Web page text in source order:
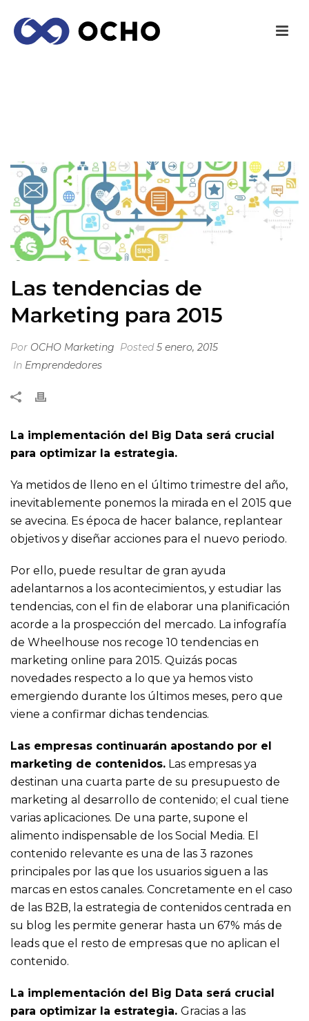
Las tendencias de
Marketing para 2015
Por OCHO Marketing Posted5 enero, 2015
In Emprendedores
La implementación del Big Data será crucial
para optimizar la estrategia.
Ya metidos de lleno en el último trimestre del año,
inevitablemente ponemos la mirada en el 2015 que
se avecina. Es época de hacer balance, replantear
objetivos y diseñar acciones para el nuevo periodo.
Por ello, puede resultar de gran ayuda
adelantarnos a los acontecimientos, y estudiar las
tendencias, con el fin de elaborar una planificación
acorde a la prospección del mercado. La infografía
de Wheelhouse nos recoge 10 tendencias en
marketing online para 2015. Quizás pocas
novedades respecto a lo que ya hemos visto
emergiendo durante los últimos meses, pero que
viene a confirmar dichas tendencias.
Las empresas continuarán apostando por el
marketing de contenidos. Las empresas ya
destinan una cuarta parte de su presupuesto de
marketing al desarrollo de contenido; el cual tiene
varias aplicaciones. De una parte, supone el
alimento indispensable de los Social Media. El
contenido relevante es una de las 3 razones
principales por las que los usuarios siguen a las
marcas en estos canales. Concretamente en el caso
de las B2B, la estrategia de contenidos centrada en
su blog les permite generar hasta un 67% más de
leads que el resto de empresas que no aplican el
contenido.
La implementación del Big Data será crucial
para optimizar la estrategia. Gracias a las